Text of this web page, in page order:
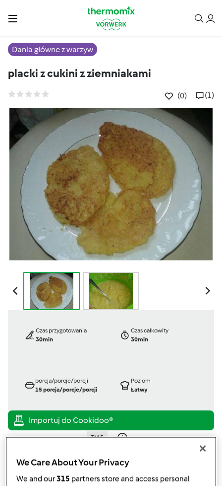
Dania główne z warzyw
placki z cukini z ziemniakami
(0) (1)
Czas przygotowania
30min
Czas całkowity
30min
porcja/porcje/porcji
15porcja/porcje/porcji
Poziom
Łatwy
TM 5
opublikowany: 13/08/17
zmieniono dnia: 22/08/17
Dodaj do moich kolekcji
We Care About Your Privacy
We and our315 partners store and access personal